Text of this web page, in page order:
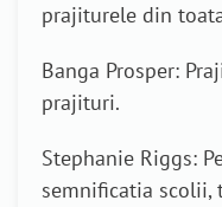
prajiturele din
Banga Prosper:
prajituri.
Stephanie Riggs:
semnificatia scolii,